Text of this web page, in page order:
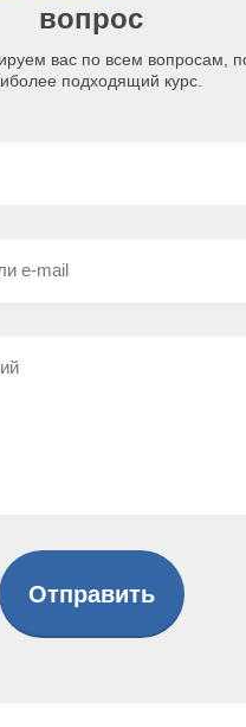
вопрос
вас по всем вопросам,
подходящий курс.